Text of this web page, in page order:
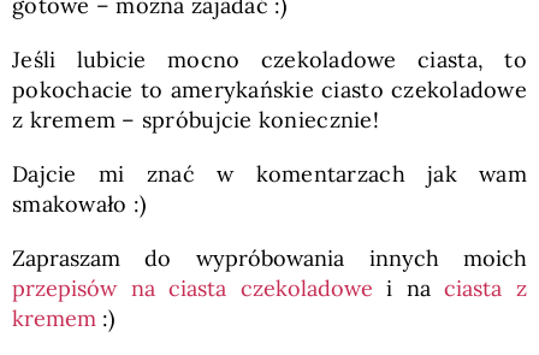
Jeśli lubicie mocno czekoladowe ciasta, to
pokochacie to amerykańskie ciasto czekoladowe
z kremem – spróbujcie koniecznie!
Dajcie mi znać w komentarzach jak wam
smakowało :)
Zapraszam do wypróbowania innych moich
przepisów na ciasta czekoladowe i naciasta z
kremem :)